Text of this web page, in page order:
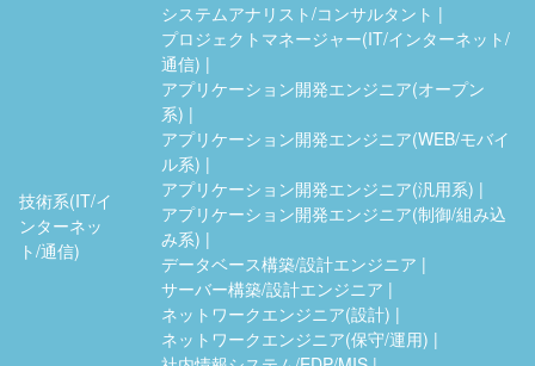
技術系(IT/イ
ンターネッ
ト/通信)
システムアナリスト/コンサルタント
プロジェクトマネージャー(IT/インターネット/
通信)
アプリケーション開発エンジニア(オープン
系)
アプリケーション開発エンジニア(WEB/モバイ
ル系)
アプリケーション開発エンジニア(汎用系)
アプリケーション開発エンジニア(制御/組み込
み系)
データベース構築/設計エンジニア
サーバー構築/設計エンジニア
ネットワークエンジニア(設計)
ネットワークエンジニア(保守/運用)